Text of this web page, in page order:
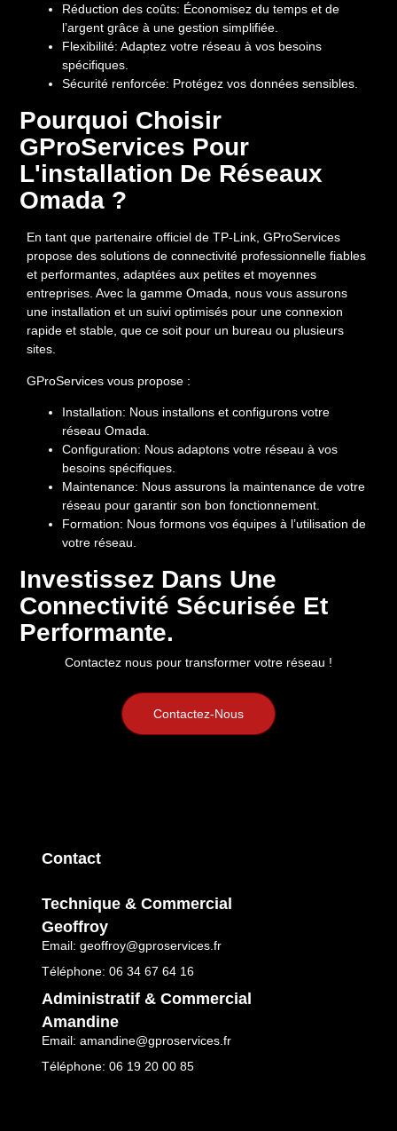
Réduction des coûts: Économisez du temps et de
l’argent grâce à une gestion simplifiée.
Flexibilité: Adaptez votre réseau à vos besoins
spécifiques.
Sécurité renforcée: Protégez vos données sensibles.
Pourquoi Choisir
GProServices Pour
L'installation De Réseaux
Omada ?
En tant que partenaire officiel de TP-Link , GProServices
propose des solutions de connectivité professionnelle fiables
et performantes, adaptées aux petites et moyennes
entreprises. Avec la gamme Omada, nous vous assurons
une installation et un suivi optimisés pour une connexion
rapide et stable, que ce soit pour un bureau ou plusieurs
sites.
GProServices vous propose :
Installation: Nous installons et configurons votre
réseau Omada.
Configuration: Nous adaptons votre réseau à vos
besoins spécifiques.
Maintenance: Nous assurons la maintenance de votre
réseau pour garantir son bon fonctionnement.
Formation: Nous formons vos équipes à l’utilisation de
votre réseau.
Investissez Dans Une
Connectivité Sécurisée Et
Performante.
Contactez nous pour transformer votre réseau !
Contactez-Nous
Contact
Technique & Commercial
Geoffroy
Email: geoffroy@gproservices.fr
Téléphone: 06 34 67 64 16
Administratif & Commercial
Amandine
Email: amandine@gproservices.fr
Téléphone: 06 19 20 00 85